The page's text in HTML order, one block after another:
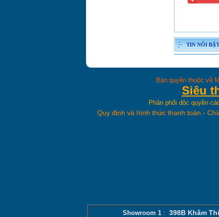
TIN NỔI BẬT
Bản quyền thuộc về
Siêu
Phân phối độc quyền
Quy định và hình thức thanh toán -
Showroom 1 : 398B Khâm